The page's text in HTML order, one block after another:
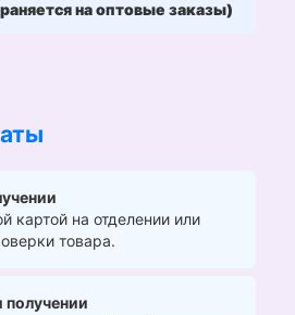
на оптовые заказы)
картой на отделении или
товара.